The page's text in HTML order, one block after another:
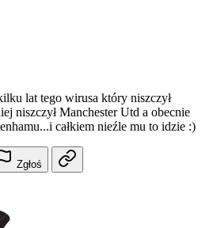
lat tego wirusa który niszczył
niszczył Manchester Utd a obecnie
całkiem nieźle mu to idzie :)
Zgłoś